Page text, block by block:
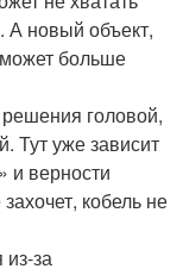
А новый объект,
может больше
головой,
Тут уже зависит
и верности
кобель не
за